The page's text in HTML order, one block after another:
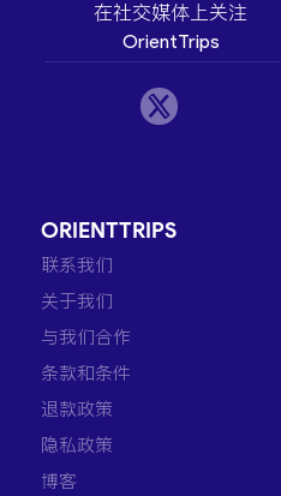
在社交媒体上关注
OrientTrips
ORIENTTRIPS
联系我们
关于我们
与我们合作
条款和条件
退款政策
隐私政策
博客